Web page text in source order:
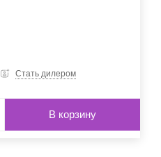
Стать дилером
В корзину